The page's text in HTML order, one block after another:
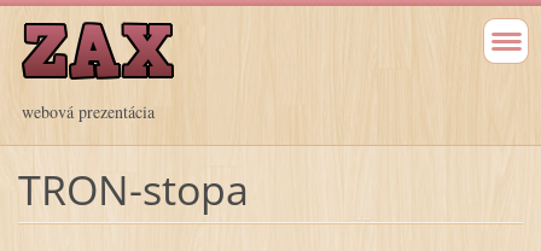
webová prezentácia
TRON-stopa